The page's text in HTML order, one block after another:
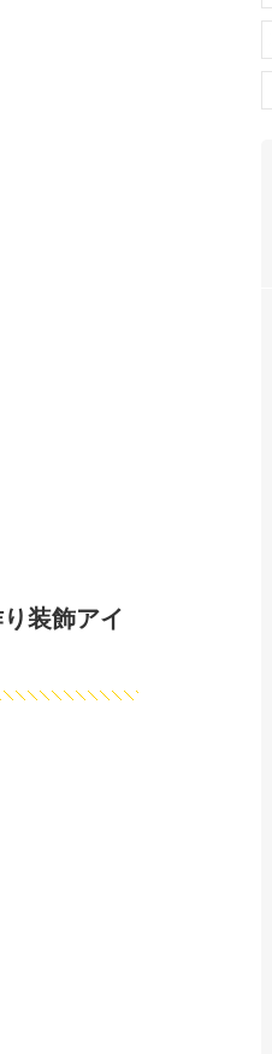
装飾アイ